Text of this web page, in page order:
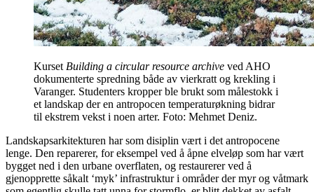
Kurset Building a circular resource archive ved AHO
dokumenterte spredning både av vierkratt og krekling i
Varanger. Studenters kropper ble brukt som målestokk i
et landskap der en antropocen temperaturøkning bidrar
til ekstrem vekst i noen arter. Foto: Mehmet Deniz.
Landskapsarkitekturen har som disiplin vært i det antropocene
lenge. Den reparerer, for eksempel ved å åpne elveløp som har vært
bygget ned i den urbane overflaten, og restaurerer ved å
gjenopprette såkalt ‘myk’ infrastruktur i områder der myr og våtmark